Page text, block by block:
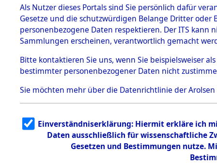
Effekten
1.2.9.1
Effekten aus
dem KZ
Dachau
1.2.9.2
Effekten aus
dem KZ
Bayerisches
1.2.9.3
Effekten aus
dem KZ
Neuengamm
Als Nutzer dieses Portals sind Sie persönlich dafür
Gesetze und die schutzwürdigen Belange Dritter
personenbezogene Daten respektieren. Der ITS
Sammlungen erscheinen, verantwortlich gemacht
Bitte kontaktieren Sie uns, wenn Sie beispielsweiser
bestimmter personenbezogener Daten nicht
Sie möchten mehr über die Datenrichtlinie der Arolsen
Einverständniserklärung: Hiermit erkläre ich
Daten ausschließlich für wissenschaftliche
Gesetzen und Bestimmungen nutze.